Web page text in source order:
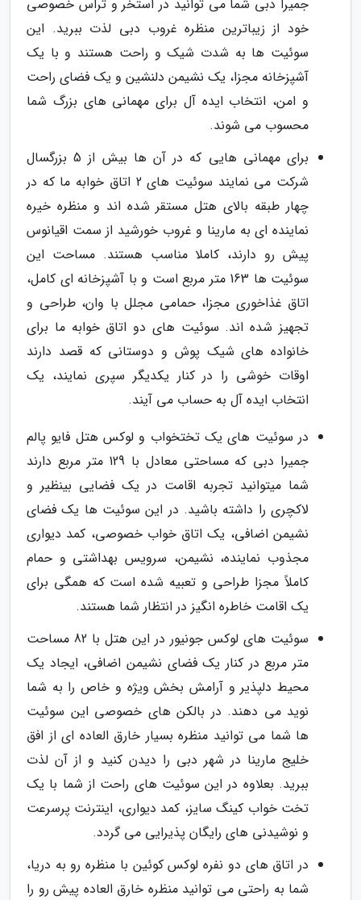
جمیرا دبی شما می توانید در استخر و تراس خصوصی
خود از زیباترین منظره غروب دبی لذت ببرید. این
سوئیت ها به شدت شیک و راحت هستند و با یک
آشپزخانه مجزا، یک نشیمن دلنشین و یک فضای راحت
و امن، انتخاب ایده آل برای مهمانی های بزرگ شما
محسوب می شوند.
برای مهمانی هایی که در آن ها بیش از 5 بزرگسال
شرکت می نمایند سوئیت های 2 اتاق خوابه ما که در
چهار طبقه بالای هتل مستقر شده اند و منظره خیره
نماینده ای به مارینا و غروب خورشید از سمت اقیانوس
پیش رو دارند، کاملا مناسب هستند. مساحت این
سوئیت ها 163 متر مربع است و با آشپزخانه ای کامل،
اتاق غذاخوری مجزا، حمامی مجلل با وان، طراحی و
تجهیز شده اند. سوئیت های دو اتاق خوابه ما برای
خانواده های شیک پوش و دوستانی که قصد دارند
اوقات خوشی را در کنار یکدیگر سپری نمایند، یک
انتخاب ایده آل به حساب می آیند.
در سوئیت های یک تختخواب و لوکس هتل فایو پالم
جمیرا دبی که مساحتی معادل با 129 متر مربع دارند
شما میتوانید تجربه اقامت در یک فضایی بینظیر و
لاکچری را داشته باشید. در این سوئیت ها یک فضای
نشیمن اضافی، یک اتاق خواب خصوصی، کمد دیواری
مجذوب نماینده، نشیمن، سرویس بهداشتی و حمام
کاملاً مجزا طراحی و تعبیه شده است که همگی برای
یک اقامت خاطره انگیز در انتظار شما هستند.
سوئیت های لوکس جونیور در این هتل با 82 مساحت
متر مربع در کنار یک فضای نشیمن اضافی، ایجاد یک
محیط دلپذیر و آرامش بخش ویژه و خاص را به شما
نوید می دهند. در بالکن های خصوصی این سوئیت
ها شما می توانید منظره بسیار خارق العاده ای از افق
خلیج مارینا در شهر دبی را دیدن کنید و از آن لذت
ببرید. بعلاوه در این سوئیت های راحت از شما با یک
تخت خواب کینگ سایز، کمد دیواری، اینترنت پرسرعت
و نوشیدنی های رایگان پذیرایی می گردد.
در اتاق های دو نفره لوکس کوئین با منظره رو به دریا،
شما به راحتی می توانید منظره خارق العاده پیش رو را